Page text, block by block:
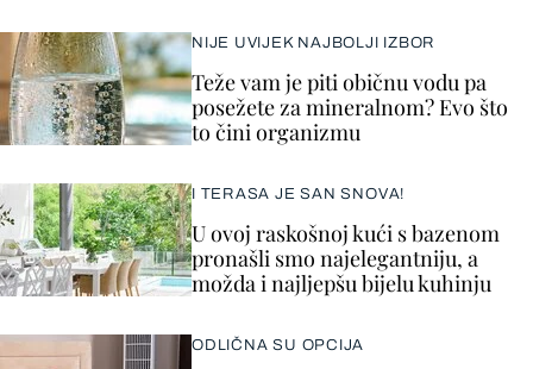
NIJE UVIJEK NAJBOLJI IZBOR
Teže vam je piti običnu vodu pa
posežete za mineralnom? Evo što
to čini organizmu
I TERASA JE SAN SNOVA!
U ovoj raskošnoj kući s bazenom
pronašli smo najelegantniju, a
možda i najljepšu bijelu kuhinju
ODLIČNA SU OPCIJA